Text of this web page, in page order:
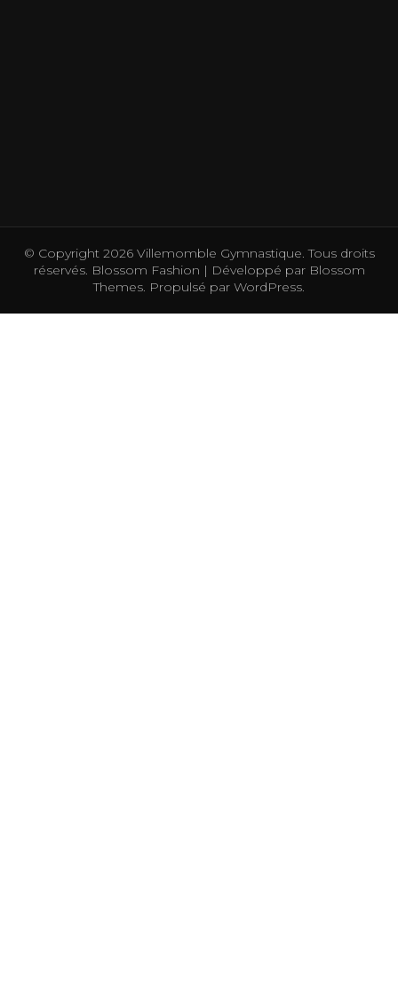
© Copyright 2026 Villemomble Gymnastique. Tous droits
réservés. Blossom Fashion | Développé parBlossom
Themes. Propulsé par WordPress.